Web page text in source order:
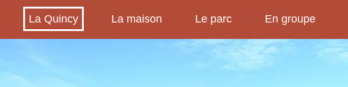
La Quincy La maison Le parc En groupe